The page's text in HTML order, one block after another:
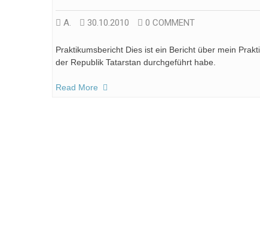
А. 30.10.2010 0 COMMENT
Praktikumsbericht Dies ist ein Bericht über mein
der Republik Tatarstan durchgeführt habe.
Read More